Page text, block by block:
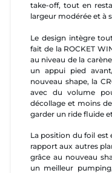
take-off, tout en
largeur modérée et à
Le design intègre
fait de la ROCKET
au niveau de la
un appui pied
nouveau shape, la
avec du volume
décollage et moins
garder un ride fluide
La position du foil est
rapport aux autres
grâce au nouveau
un meilleur